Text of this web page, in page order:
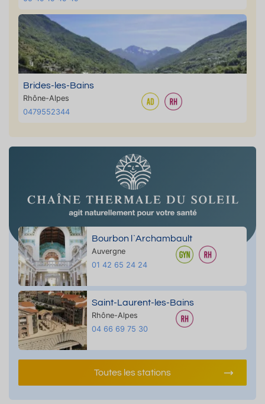
Brides-les-Bains
Rhône-Alpes
0479552344
Bourbon l`Archambault
Auvergne
01 42 65 24 24
Saint-Laurent-les-Bains
Rhône-Alpes
04 66 69 75 30
Toutes les stations